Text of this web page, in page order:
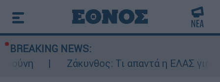
BREAKING NEWS:
Ζάκυνθος: Τι απαντά η ΕΛΑΣ για